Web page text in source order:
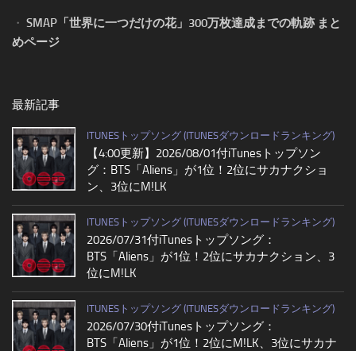
・ SMAP「世界に一つだけの花」300万枚達成までの軌跡 まと
めページ
最新記事
ITUNESトップソング (ITUNESダウンロードランキング)
【4:00更新】2026/08/01付iTunesトップソン
グ：BTS「Aliens」が1位！2位にサカナクショ
ン、3位にM!LK
ITUNESトップソング (ITUNESダウンロードランキング)
2026/07/31付iTunesトップソング：
BTS「Aliens」が1位！2位にサカナクション、3
位にM!LK
ITUNESトップソング (ITUNESダウンロードランキング)
2026/07/30付iTunesトップソング：
BTS「Aliens」が1位！2位にM!LK、3位にサカナ